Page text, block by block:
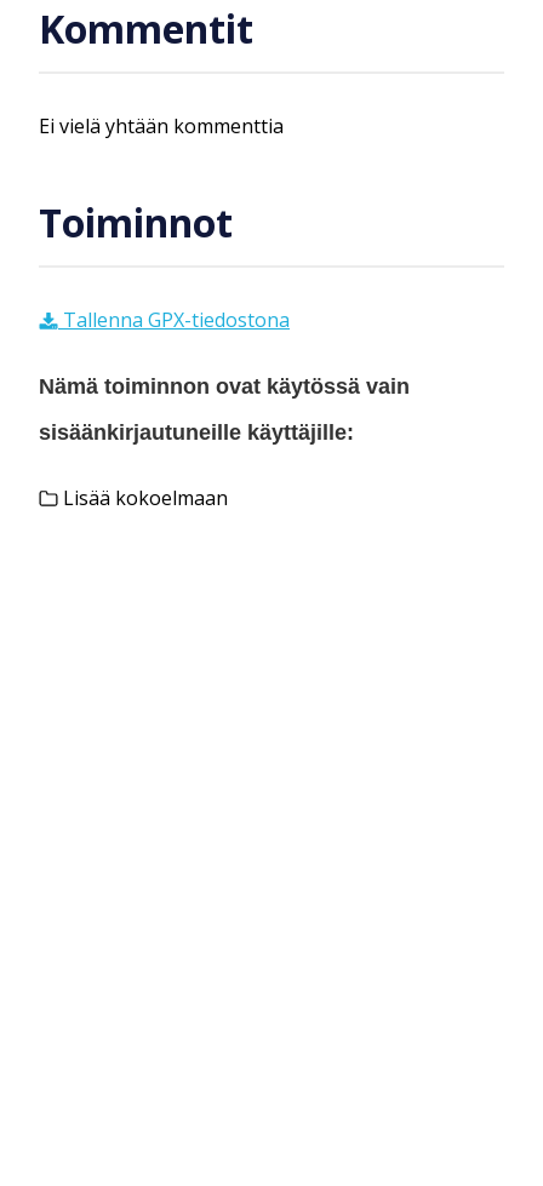
Kommentit
Ei vielä yhtään kommenttia
Toiminnot
Tallenna GPX-tiedostona
Nämä toiminnon ovat käytössä vain
sisäänkirjautuneille käyttäjille:
Lisää kokoelmaan